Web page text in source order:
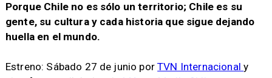
Porque Chile no es sólo un territorio; Chile es su
gente, su cultura y cada historia que sigue dejando
huella en el mundo.
Estreno: Sábado 27 de junio porTVN Internacionaly